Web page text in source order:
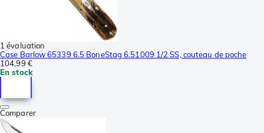
1 évaluation
Case Barlow 65339 6.5 BoneStag 6.51009 1/2 SS, couteau de poche
104,99 €
En stock
Comparer